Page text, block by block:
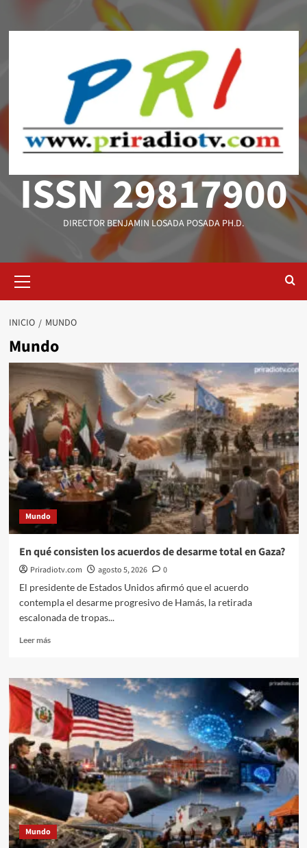
ISSN 29817900
DIRECTOR BENJAMIN LOSADA POSADA PH.D.
primario
INICIO MUNDO
Mundo
Mundo
En qué consisten los acuerdos de desarme total en Gaza?
Priradiotv.com agosto 5, 2026
0
El presidente de Estados Unidos afirmó que el acuerdo
contempla el desarme progresivo de Hamás, la retirada
escalonada de tropas...
Leer másLeer
En
consisten
los
acuerdos
de
desarme
total
en
Gaza?
Mundo